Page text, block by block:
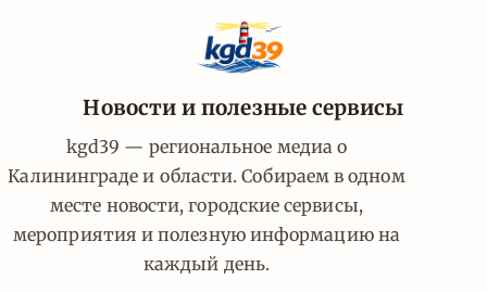
Новости и полезные сервисы
kgd39 — региональное медиа о
Калининграде и области. Собираем в одном
месте новости, городские сервисы,
мероприятия и полезную информацию на
каждый день.